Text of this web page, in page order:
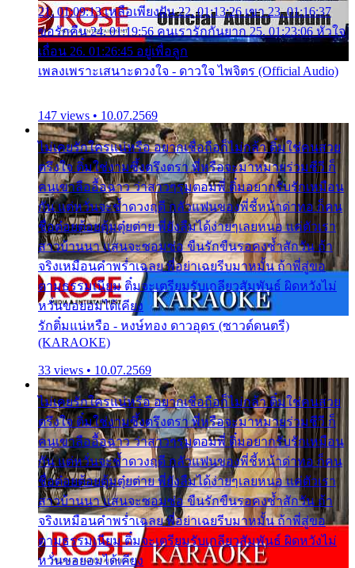
21. 01:09:13 เหลือเพียงฝัน 22. 01:13:26 เขา 23. 01:16:37
ขอรักคืน 24. 01:19:56 คนเรารักกันยาก 25. 01:23:06 หัวใจ
เถื่อน 26. 01:26:45 อยู่เพื่อลูก
เพลงเพราะเสนาะดวงใจ - ดาวใจ ไพจิตร (Official Audio)
147 views • 10.07.2569
ไม่เคยรักใครแน่หรือ อยากเชื่อถือก็ไม่กล้า ติ๋มใช่คนสวย
ตรึงใจ ติ๋มใช่งามซึ้งตรึงตรา พี่หรือจะมาหมายร่วมชีวี ก็
คนเขาลืออื้อฉาว ว่าสาวๆรุมตอมพี่ ติ๋มอยากรับรักเหมือน
กัน แต่หวั่นจะช้ำดวงฤดี กลัวแฟนของพี่ชี้หน้าด่าทอ ก็คน
ชื่อต๋อยต้อยตุ้มตุ๋ยต่าย พี่ยังลืมได้ง่ายๆเลยหนอ แค่ตัวเรา
สาวบ้านนา แสนจะซอมซ่อ ขืนรักขืนรอคงช้ำสักวัน ถ้า
จริงเหมือนคำพร่ำเฉลย พี่อย่าเฉยรีบมาหมั้น ถ้าพี่สู่ขอ
ตามธรรมเนียม ติ๋มจะเตรียมรับเกลียวสัมพันธ์ ผิดหวังไม่
หวั่นขอยอมได้เคียง
รักติ๋มแน่หรือ - หงษ์ทอง ดาวอุดร (ซาวด์ดนตรี)
(KARAOKE)
33 views • 10.07.2569
ไม่เคยรักใครแน่หรือ อยากเชื่อถือก็ไม่กล้า ติ๋มใช่คนสวย
ตรึงใจ ติ๋มใช่งามซึ้งตรึงตรา พี่หรือจะมาหมายร่วมชีวี ก็
คนเขาลืออื้อฉาว ว่าสาวๆรุมตอมพี่ ติ๋มอยากรับรักเหมือน
กัน แต่หวั่นจะช้ำดวงฤดี กลัวแฟนของพี่ชี้หน้าด่าทอ ก็คน
ชื่อต๋อยต้อยตุ้มตุ๋ยต่าย พี่ยังลืมได้ง่ายๆเลยหนอ แค่ตัวเรา
สาวบ้านนา แสนจะซอมซ่อ ขืนรักขืนรอคงช้ำสักวัน ถ้า
จริงเหมือนคำพร่ำเฉลย พี่อย่าเฉยรีบมาหมั้น ถ้าพี่สู่ขอ
ตามธรรมเนียม ติ๋มจะเตรียมรับเกลียวสัมพันธ์ ผิดหวังไม่
หวั่นขอยอมได้เคียง